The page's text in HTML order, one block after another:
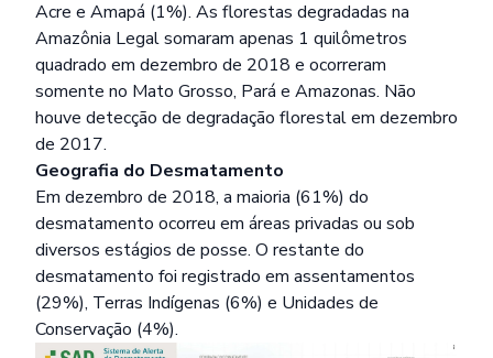
Acre e Amapá (1%). As florestas degradadas na
Amazônia Legal somaram apenas 1 quilômetros
quadrado em dezembro de 2018 e ocorreram
somente no Mato Grosso, Pará e Amazonas. Não
houve detecção de degradação florestal em dezembro
de 2017.
Geografia do Desmatamento
Em dezembro de 2018, a maioria (61%) do
desmatamento ocorreu em áreas privadas ou sob
diversos estágios de posse. O restante do
desmatamento foi registrado em assentamentos
(29%), Terras Indígenas (6%) e Unidades de
Conservação (4%).